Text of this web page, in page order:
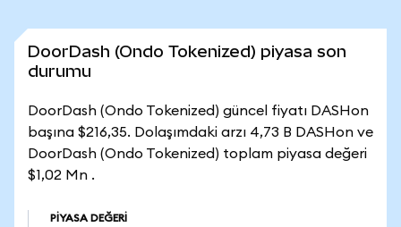
DoorDash (Ondo Tokenized) piyasa son
durumu
DoorDash (Ondo Tokenized) güncel fiyatı DASHon
başına $216,35. Dolaşımdaki arzı 4,73 B DASHon ve
DoorDash (Ondo Tokenized) toplam piyasa değeri
$1,02 Mn .
PIYASA DEĞERI